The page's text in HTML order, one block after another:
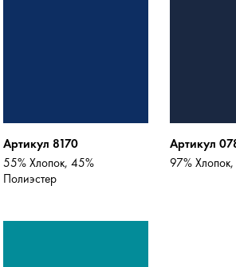
Артикул 8170
55% Хлопок, 45%
Полиэстер
Артикул
97%